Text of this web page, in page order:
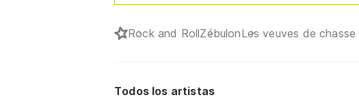
Rock and RollZébulonLes veuves de chasse
Todos los artistas